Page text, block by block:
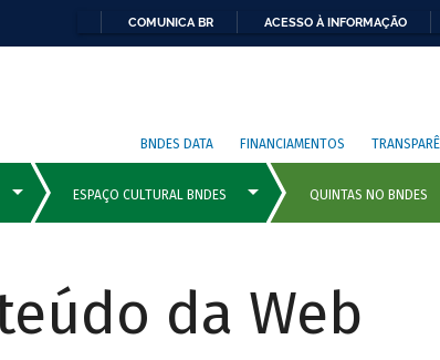
COMUNICA BR ACESSO À INFORMAÇÃO
BNDES DATA FINANCIAMENTOS
da Web